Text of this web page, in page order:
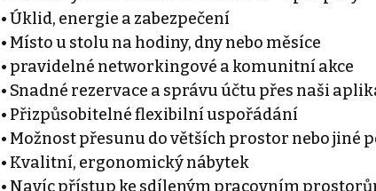
• Úklid, energie a zabezpečení
• Místo u stolu na hodiny, dny nebo měsíce
• pravidelné networkingové a komunitní akce
• Snadné rezervace a správu účtu přes naši
• Přizpůsobitelné flexibilní uspořádání
• Možnost přesunu do větších prostor nebo jiné
• Kvalitní, ergonomický nábytek
• Navíc přístup ke sdíleným pracovním